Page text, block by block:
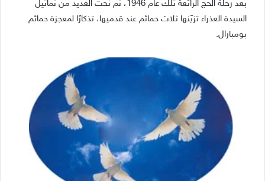
بعد رحلة الحج الرائعة تلك عام 1946، تم نحت العديد من تماثيل
السيدة العذراء تزيّنها ثلاث حمائم عند قدميها، تذكارًا لمعجزة حمائم
بومبارال.